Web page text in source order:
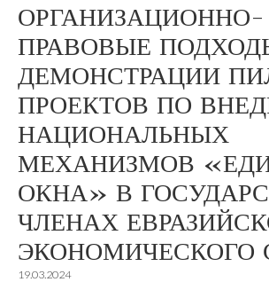
ОРГАНИЗАЦИОННО-
ПРАВОВЫЕ
ДЕМОНСТРАЦИИ
ПРОЕКТОВ ПО
НАЦИОНАЛЬНЫХ
МЕХАНИЗМОВ
ОКНА» В
ЧЛЕНАХ
ЭКОНОМИЧЕСКОГО
19.03.2024